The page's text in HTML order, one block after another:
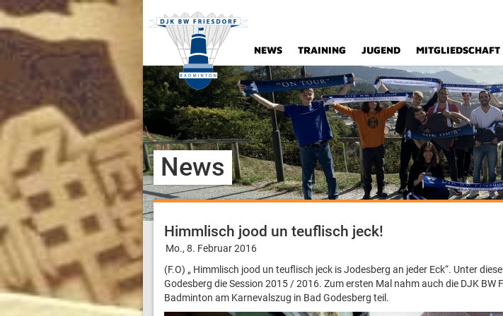
NEWS TRAINING JUGEND MITGLIEDSCHAFT
News
Himmlisch jood un teuflisch jeck!
Mo., 8. Februar 2016
(F.O) „ Himmlisch jood un teuflisch jeck is Jodesberg an jeder Eck“. Unter
Godesberg die Session 2015 / 2016. Zum ersten Mal nahm auch die DJK BW
Badminton am Karnevalszug in Bad Godesberg teil.